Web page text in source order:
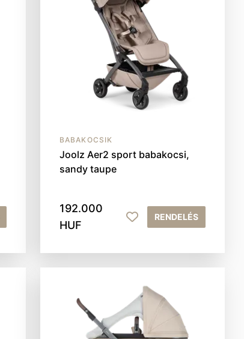
BABAKOCSIK
Joolz Aer2 sport babakocsi,
sandy taupe
192.000
HUF
RENDELÉS